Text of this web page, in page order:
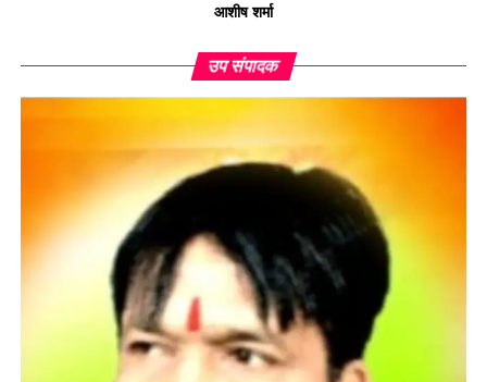
आशीष शर्मा
उप संपादक